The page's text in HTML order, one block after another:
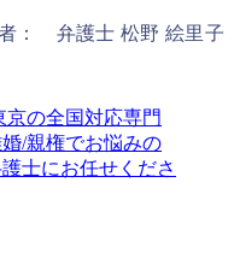
： 弁護士 松野 絵里子
の全国対応専門
/親権でお悩みの
士にお任せくださ